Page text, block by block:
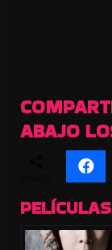
ABAJO